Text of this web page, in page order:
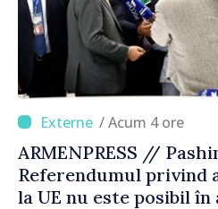
/ Acum 4 ore
ARMENPRESS //
Referendumul privind
la UE nu este posibil în